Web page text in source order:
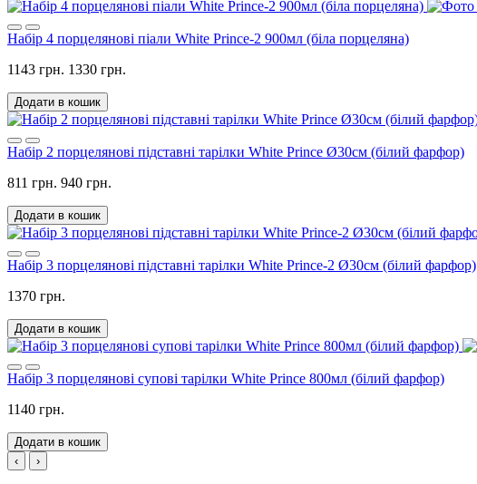
Набір 4 порцелянові піали White Prince-2 900мл (біла порцеляна)
1143 грн. 1330 грн.
Додати в кошик
Набір 2 порцелянові підставні тарілки White Prince Ø30см (білий фарфор)
811 грн. 940 грн.
Додати в кошик
Набір 3 порцелянові підставні тарілки White Prince-2 Ø30см (білий фарфор)
1370 грн.
Додати в кошик
Набір 3 порцелянові супові тарілки White Prince 800мл (білий фарфор)
1140 грн.
Додати в кошик
‹
›